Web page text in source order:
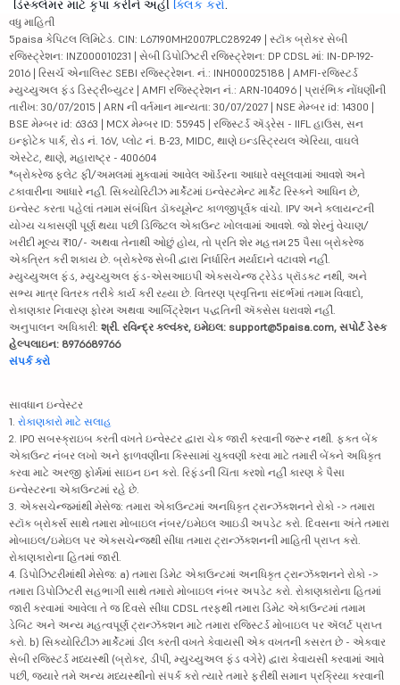
ડિસ્ક્લેમર માટે કૃપા કરીને અહીં ક્લિક કરો.
વધુ માહિતી
5paisa કેપિટલ લિમિટેડ. CIN: L67190MH2007PLC289249 | સ્ટૉક બ્રોકર સેબી
રજિસ્ટ્રેશન: INZ000010231 | સેબી ડિપોઝિટરી રજિસ્ટ્રેશન: DP CDSL માં: IN-DP-192-
2016 | રિસર્ચ એનાલિસ્ટ SEBI રજિસ્ટ્રેશન. નં.: INH000025188 | AMFI-રજિસ્ટર્ડ
મ્યુચ્યુઅલ ફંડ ડિસ્ટ્રીબ્યુટર | AMFI રજિસ્ટ્રેશન નં.: ARN-104096 | પ્રારંભિક નોંધણીની
તારીખ: 30/07/2015 | ARN ની વર્તમાન માન્યતા: 30/07/2027 | NSE મેમ્બર id: 14300 |
BSE મેમ્બર id: 6363 | MCX મેમ્બર ID: 55945 | રજિસ્ટર્ડ ઍડ્રેસ - IIFL હાઉસ, સન
ઇન્ફોટેક પાર્ક, રોડ નં. 16V, પ્લોટ નં. B-23, MIDC, થાણે ઇન્ડસ્ટ્રિયલ એરિયા, વાઘલે
એસ્ટેટ, થાણે, મહારાષ્ટ્ર - 400604
*બ્રોકરેજ ફ્લેટ ફી/અમલમાં મુકવામાં આવેલ ઑર્ડરના આધારે વસૂલવામાં આવશે અને
ટકાવારીના આધારે નહીં. સિક્યોરિટીઝ માર્કેટમાં ઇન્વેસ્ટમેન્ટ માર્કેટ રિસ્કને આધિન છે,
ઇન્વેસ્ટ કરતા પહેલાં તમામ સંબંધિત ડૉક્યૂમેન્ટ કાળજીપૂર્વક વાંચો. IPV અને ક્લાયન્ટની
યોગ્ય ચકાસણી પૂર્ણ થયા પછી ડિજિટલ એકાઉન્ટ ખોલવામાં આવશે. જો શેરનું વેચાણ/
ખરીદી મૂલ્ય ₹10/- અથવા તેનાથી ઓછું હોય, તો પ્રતિ શેર મહત્તમ 25 પૈસા બ્રોકરેજ
એકત્રિત કરી શકાય છે. બ્રોકરેજ સેબી દ્વારા નિર્ધારિત મર્યાદાને વટાવશે નહીં.
મ્યુચ્યુઅલ ફંડ, મ્યુચ્યુઅલ ફંડ-એસઆઇપી એક્સચેન્જ ટ્રેડેડ પ્રૉડક્ટ નથી, અને
સભ્ય માત્ર વિતરક તરીકે કાર્ય કરી રહ્યા છે. વિતરણ પ્રવૃત્તિના સંદર્ભમાં તમામ વિવાદો,
રોકાણકાર નિવારણ ફોરમ અથવા આર્બિટ્રેશન પદ્ધતિની ઍક્સેસ ધરાવશે નહીં.
અનુપાલન અધિકારી: શ્રી. રવિન્દ્ર કલ્વંકર, ઇમેઇલ: support@5paisa.com, સપોર્ટ ડેસ્ક
હેલ્પલાઇન: 8976689766
સંપર્ક કરો
સાવધાન ઇન્વેસ્ટર
1. રોકાણકારો માટે સલાહ
2. IPO સબસ્ક્રાઇબ કરતી વખતે ઇન્વેસ્ટર દ્વારા ચેક જારી કરવાની જરૂર નથી. ફક્ત બેંક
એકાઉન્ટ નંબર લખો અને ફાળવણીના કિસ્સામાં ચુકવણી કરવા માટે તમારી બેંકને અધિકૃત
કરવા માટે અરજી ફોર્મમાં સાઇન ઇન કરો. રિફંડની ચિંતા કરશો નહીં કારણ કે પૈસા
ઇન્વેસ્ટરના એકાઉન્ટમાં રહે છે.
3. એક્સચેન્જમાંથી મેસેજ: તમારા એકાઉન્ટમાં અનધિકૃત ટ્રાન્ઝૅક્શનને રોકો -> તમારા
સ્ટૉક બ્રોકર્સ સાથે તમારા મોબાઇલ નંબર/ઇમેઇલ આઇડી અપડેટ કરો. દિવસના અંતે તમારા
મોબાઇલ/ઇમેઇલ પર એક્સચેન્જથી સીધા તમારા ટ્રાન્ઝૅક્શનની માહિતી પ્રાપ્ત કરો.
રોકાણકારોના હિતમાં જારી.
4. ડિપોઝિટરીમાંથી મેસેજ: a) તમારા ડિમેટ એકાઉન્ટમાં અનધિકૃત ટ્રાન્ઝૅક્શનને રોકો ->
તમારા ડિપોઝિટરી સહભાગી સાથે તમારો મોબાઇલ નંબર અપડેટ કરો. રોકાણકારોના હિતમાં
જારી કરવામાં આવેલા તે જ દિવસે સીધા CDSL તરફથી તમારા ડિમેટ એકાઉન્ટમાં તમામ
ડેબિટ અને અન્ય મહત્વપૂર્ણ ટ્રાન્ઝૅક્શન માટે તમારા રજિસ્ટર્ડ મોબાઇલ પર ઍલર્ટ પ્રાપ્ત
કરો. b) સિક્યોરિટીઝ માર્કેટમાં ડીલ કરતી વખતે કેવાયસી એક વખતની કસરત છે - એકવાર
સેબી રજિસ્ટર્ડ મધ્યસ્થી (બ્રોકર, ડીપી, મ્યુચ્યુઅલ ફંડ વગેરે) દ્વારા કેવાયસી કરવામાં આવે
પછી, જ્યારે તમે અન્ય મધ્યસ્થીનો સંપર્ક કરો ત્યારે તમારે ફરીથી સમાન પ્રક્રિયા કરવાની